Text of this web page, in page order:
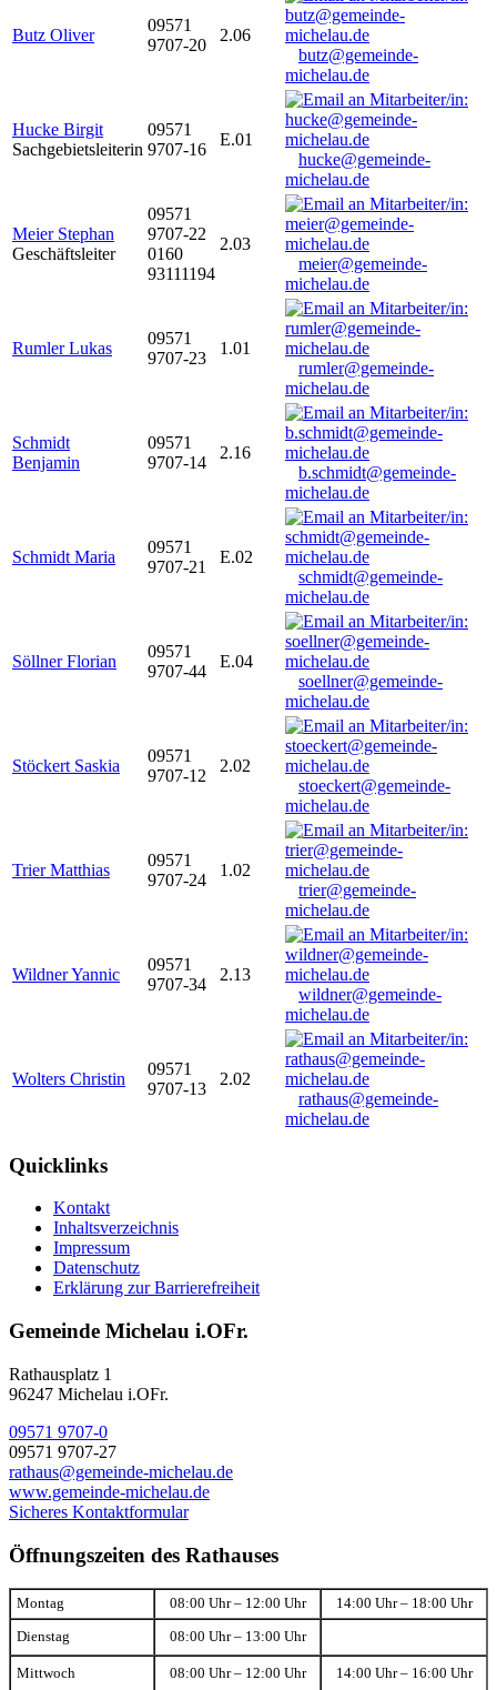
Butz Oliver
09571
9707-20
2.06
butz@gemeinde-
michelau.de
Hucke Birgit
Sachgebietsleiterin
09571
9707-16
E.01
hucke@gemeinde-
michelau.de
Meier Stephan
Geschäftsleiter
09571
9707-22
0160
93111194
2.03
meier@gemeinde-
michelau.de
Rumler Lukas
09571
9707-23
1.01
rumler@gemeinde-
michelau.de
Schmidt
Benjamin
09571
9707-14
2.16
b.schmidt@gemeinde-
michelau.de
Schmidt Maria
09571
9707-21
E.02
schmidt@gemeinde-
michelau.de
Söllner Florian
09571
9707-44
E.04
soellner@gemeinde-
michelau.de
Stöckert Saskia
09571
9707-12
2.02
stoeckert@gemeinde-
michelau.de
Trier Matthias
09571
9707-24
1.02
trier@gemeinde-
michelau.de
Wildner Yannic
09571
9707-34
2.13
wildner@gemeinde-
michelau.de
Wolters Christin
09571
9707-13
2.02
rathaus@gemeinde-
michelau.de
Quicklinks
Kontakt
Inhaltsverzeichnis
Impressum
Datenschutz
Erklärung zur Barrierefreiheit
Gemeinde Michelau i.OFr.
Rathausplatz 1
96247 Michelau i.OFr.
09571 9707-0
09571 9707-27
rathaus@gemeinde-michelau.de
www.gemeinde-michelau.de
Sicheres Kontaktformular
Öffnungszeiten des Rathauses
Montag 08:00 Uhr – 12:00 Uhr 14:00 Uhr – 18:00 Uhr
Dienstag 08:00 Uhr – 13:00 Uhr
Mittwoch 08:00 Uhr – 12:00 Uhr 14:00 Uhr – 16:00 Uhr